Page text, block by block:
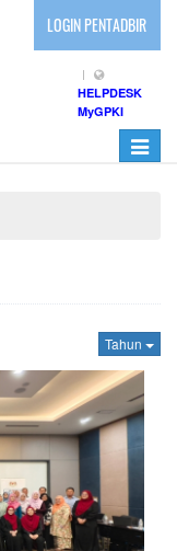
LOGIN PENTADBIR
HELPDESK
MyGPKI
Toggle
Tahun